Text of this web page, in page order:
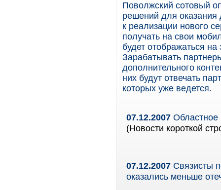
Поволжский сотовый
решений для оказания
к реализации нового
получать на свои
будет отображаться
Зарабатывать
дополнительного
них будут отвечать
которых уже ведется.
07.12.2007 Областное
(Новости короткой
07.12.2007 Связисты
оказались меньше